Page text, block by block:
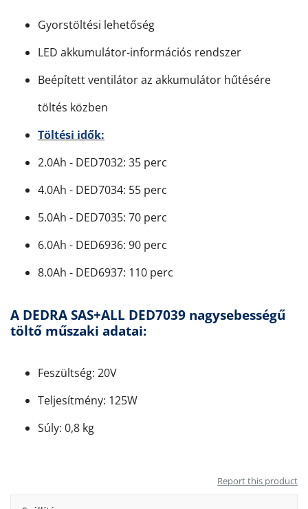
Gyorstöltési lehetőség
LED akkumulátor-információs rendszer
Beépített ventilátor az akkumulátor hűtésére
töltés közben
Töltési idők:
2.0Ah - DED7032: 35 perc
4.0Ah - DED7034: 55 perc
5.0Ah - DED7035: 70 perc
6.0Ah - DED6936: 90 perc
8.0Ah - DED6937: 110 perc
A DEDRA SAS+ALL DED7039 nagysebességű
töltő műszaki adatai:
Feszültség: 20V
Teljesítmény: 125W
Súly: 0,8 kg
Report this product